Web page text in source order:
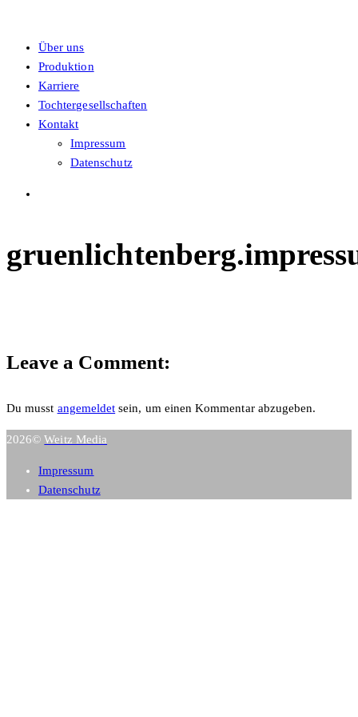
Über uns
Produktion
Karriere
Tochtergesellschaften
Kontakt
Impressum
Datenschutz
Leave a Comment:
Du musst angemeldet sein, um einen Kommentar abzugeben.
2026©Weitz Media
Impressum
Datenschutz